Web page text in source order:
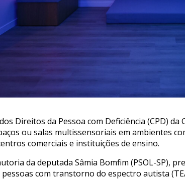
Direitos da Pessoa com Deficiência (CPD)
ou salas multissensoriais em ambientes
comerciais e instituições de ensino.
da deputada Sâmia Bomfim (PSOL-SP),
com transtorno do espectro autista